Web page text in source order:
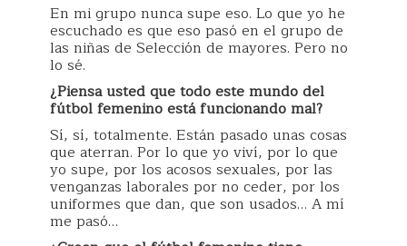
En mi grupo nunca supe eso. Lo que yo he
escuchado es que eso pasó en el grupo de
las niñas de Selección de mayores. Pero no
lo sé.
¿Piensa usted que todo este mundo del
fútbol femenino está funcionando mal?
Sí, sí, totalmente. Están pasado unas cosas
que aterran. Por lo que yo viví, por lo que
yo supe, por los acosos sexuales, por las
venganzas laborales por no ceder, por los
uniformes que dan, que son usados… A mí
me pasó…